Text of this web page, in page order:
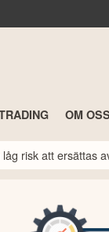
OM OSS
risk att ersättas